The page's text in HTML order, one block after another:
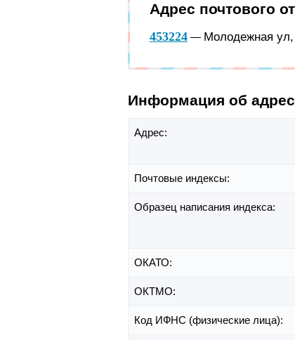
Адрес почтового
453224 — Молодежная ул,
Информация об
Адрес:
Почтовые индексы:
Образец написания индекса:
ОКАТО:
ОКТМО:
Код ИФНС (физические лица):